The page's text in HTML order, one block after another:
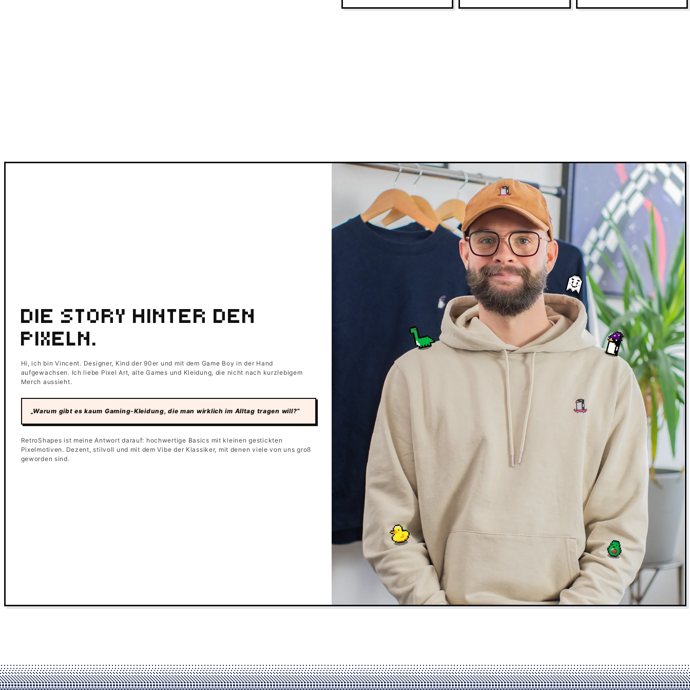
DIE STORY HINTER DEN
PIXELN.
Hi, ich bin Vincent. Designer, Kind der 90er und mit dem Game Boy in der Hand
aufgewachsen. Ich liebe Pixel Art, alte Games und Kleidung, die nicht nach kurzlebigem
Merch aussieht.
„Warum gibt es kaum Gaming-Kleidung, die man wirklich im Alltag tragen will?“
RetroShapes ist meine Antwort darauf: hochwertige Basics mit kleinen gestickten
Pixelmotiven. Dezent, stilvoll und mit dem Vibe der Klassiker, mit denen viele von uns groß
geworden sind.